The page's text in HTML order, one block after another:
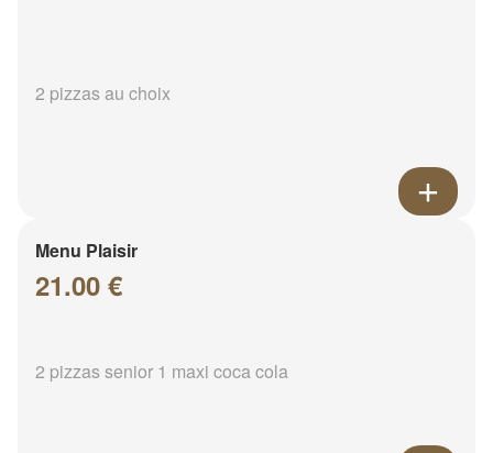
2 pizzas au choix
Menu Plaisir
21.00 €
2 pizzas senior 1 maxi coca cola